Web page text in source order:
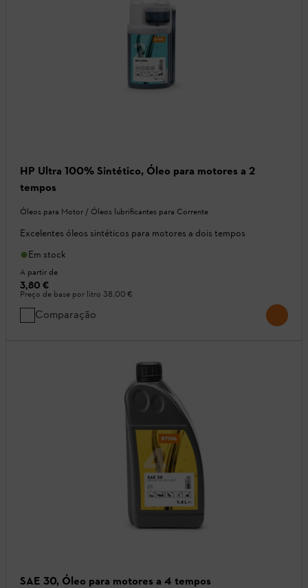
HP Ultra 100% Sintético, Óleo para motores a 2
tempos
Óleos para Motor / Óleos lubrificantes para Corrente
Excelentes óleos sintéticos para motores a dois tempos
Em stock
A partir de
3,80 €
Preço de base por litro 38,00 €
Comparação
SAE 30, Óleo para motores a 4 tempos